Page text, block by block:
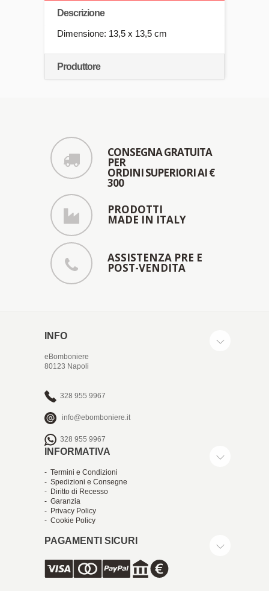
Descrizione
Dimensione: 13,5 x 13,5 cm
Produttore
CONSEGNA GRATUITA
PER
ORDINI SUPERIORI AI €
300
PRODOTTI
MADE IN ITALY
ASSISTENZA PRE E
POST-VENDITA
INFO
eBomboniere
80123 Napoli
328 955 9967
info@ebomboniere.it
328 955 9967
INFORMATIVA
- Termini e Condizioni
- Spedizioni e Consegne
- Diritto di Recesso
- Garanzia
- Privacy Policy
- Cookie Policy
PAGAMENTI SICURI